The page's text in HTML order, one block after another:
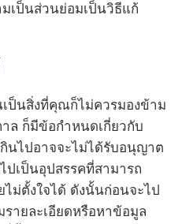
เป็นส่วนย่อมเป็นวิธีแก้
ป็นสิ่งที่คุณก็ไม่ควรมองข้าม
ล ก็มีข้อกำหนดเกี่ยวกับ
นไปอาจจะไม่ได้รับอนุญาต
ปเป็นอุปสรรคที่สามารถ
ม่ตั้งใจได้ ดังนั้นก่อนจะไป
ายละเอียดหรือหาข้อมูล